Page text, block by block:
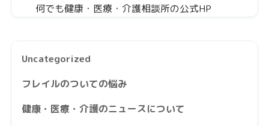
何でも健康・医療・介護相談所の公式HP
Uncategorized
フレイルのついての悩み
健康・医療・介護のニュースについて